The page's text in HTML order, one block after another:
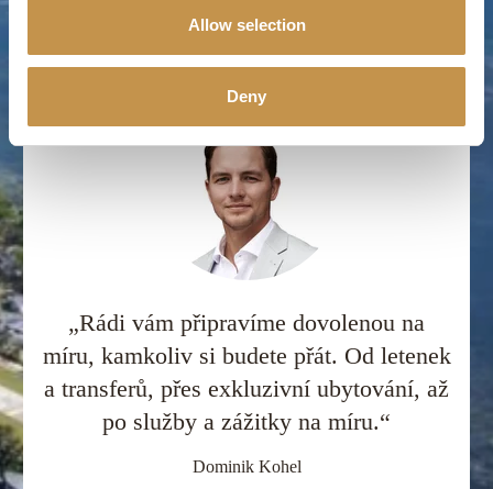
Allow selection
Deny
„Rádi vám připravíme dovolenou na
míru, kamkoliv si budete přát. Od letenek
a transferů, přes exkluzivní ubytování, až
po služby a zážitky na míru.“
Dominik Kohel